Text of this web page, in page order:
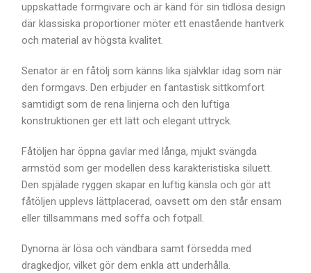
uppskattade formgivare och är känd för sin tidlösa design
där klassiska proportioner möter ett enastående hantverk
och material av högsta kvalitet.
Senator är en fåtölj som känns lika självklar idag som när
den formgavs. Den erbjuder en fantastisk sittkomfort
samtidigt som de rena linjerna och den luftiga
konstruktionen ger ett lätt och elegant uttryck.
Fåtöljen har öppna gavlar med långa, mjukt svängda
armstöd som ger modellen dess karakteristiska siluett.
Den spjälade ryggen skapar en luftig känsla och gör att
fåtöljen upplevs lättplacerad, oavsett om den står ensam
eller tillsammans med soffa och fotpall.
Dynorna är lösa och vändbara samt försedda med
dragkedjor, vilket gör dem enkla att underhålla.